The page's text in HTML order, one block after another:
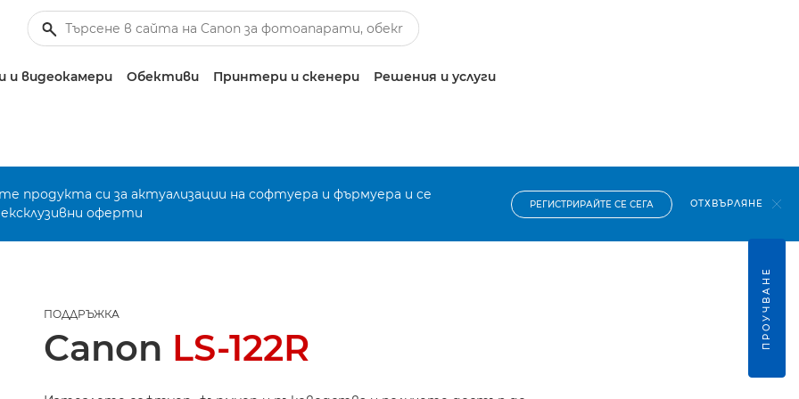
видеокамери Обективи Принтери и скенери Решения и услуги
продукта си за актуализации на софтуера и фърмуера и се
оферти
РЕГИСТРИРАЙТЕ СЕ СЕГА ОТХВЪРЛЯНЕ
ПОДДРЪЖКА
Canon LS-122R ПРОУЧВАНЕ